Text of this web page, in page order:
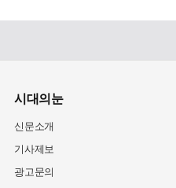
시대의눈
신문소개
기사제보
광고문의